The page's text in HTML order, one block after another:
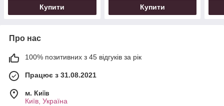
Купити Купити
Про нас
100% позитивних з 45 відгуків за рік
Працює з 31.08.2021
м. Київ
Київ, Україна